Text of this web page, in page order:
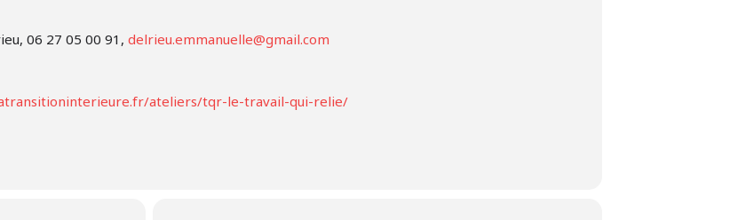
06 27 05 00 91, delrieu.emmanuelle@gmail.com
ateliers/tqr-le-travail-qui-relie/